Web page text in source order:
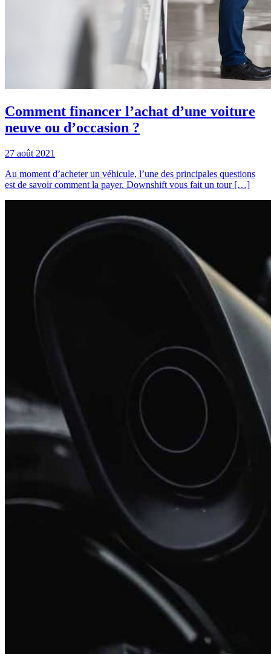
Comment financer l’achat d’une voiture
neuve ou d’occasion ?
27 août 2021
Au moment d’acheter un véhicule, l’une des principales questions
est de savoir comment la payer. Downshift vous fait un tour […]